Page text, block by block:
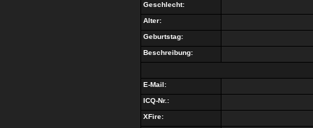
Geschlecht:
Alter:
Geburtstag:
Beschreibung:
E-Mail:
ICQ-Nr.:
XFire: